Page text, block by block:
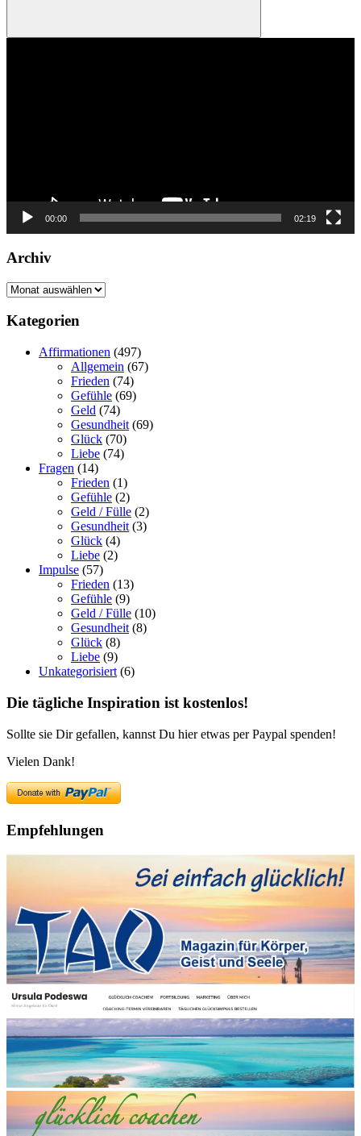
Suchen
00:00 02:19
Archiv
Archiv
Kategorien
Affirmationen (497)
Allgemein (67)
Frieden (74)
Gefühle (69)
Geld (74)
Gesundheit (69)
Glück (70)
Liebe (74)
Fragen (14)
Frieden (1)
Gefühle (2)
Geld / Fülle (2)
Gesundheit (3)
Glück (4)
Liebe (2)
Impulse (57)
Frieden (13)
Gefühle (9)
Geld / Fülle (10)
Gesundheit (8)
Glück (8)
Liebe (9)
Unkategorisiert (6)
Die tägliche Inspiration ist kostenlos!
Sollte sie Dir gefallen, kannst Du hier etwas per Paypal spenden!
Vielen Dank!
Empfehlungen